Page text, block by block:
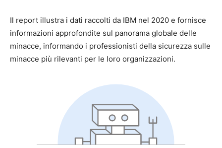
Il report illustra i dati raccolti da IBM nel 2020 e fornisce
informazioni approfondite sul panorama globale delle
minacce, informando i professionisti della sicurezza sulle
minacce più rilevanti per le loro organizzazioni.